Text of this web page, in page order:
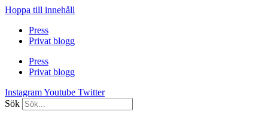
Hoppa till innehåll
Press
Privat blogg
Press
Privat blogg
InstagramYoutube Twitter
Sök